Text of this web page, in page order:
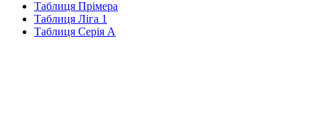
Таблиця Прімера
Таблиця Ліга 1
Таблиця Серія А